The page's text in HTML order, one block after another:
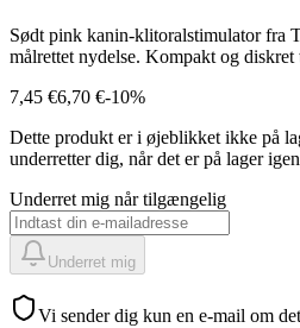
Sødt pink kanin-klitoralstimulator fra
målrettet nydelse. Kompakt og
7,45 €6,70 €-10%
Dette produkt er i øjeblikket ikke på
underretter dig, når det er på lager
Underret mig når tilgængelig
Underret mig
Vi sender dig kun en e-mail om